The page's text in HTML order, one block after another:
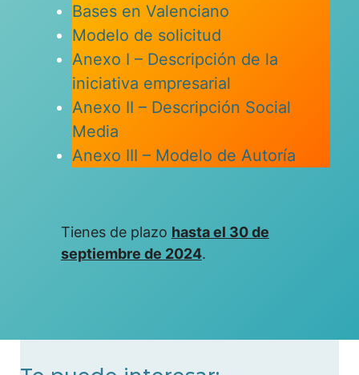
Bases en Valenciano
Modelo de solicitud
Anexo I – Descripción de la
iniciativa empresarial
Anexo II – Descripción Social
Media
Anexo III – Modelo de Autoría
Tienes de plazo hasta el 30 de
septiembre de 2024.